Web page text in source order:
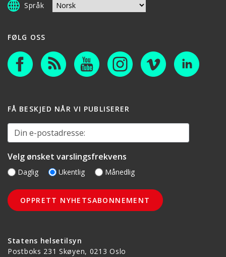
Språk
Statens helsetilsyn
Postboks 231 Skøyen, 0213 Oslo
FØLG OSS
FÅ BESKJED NÅR VI PUBLISERER
Din e-postadresse:
Velg ønsket varslingsfrekvens
Daglig Ukentlig Månedlig